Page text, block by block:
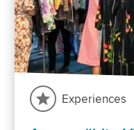
Experiences